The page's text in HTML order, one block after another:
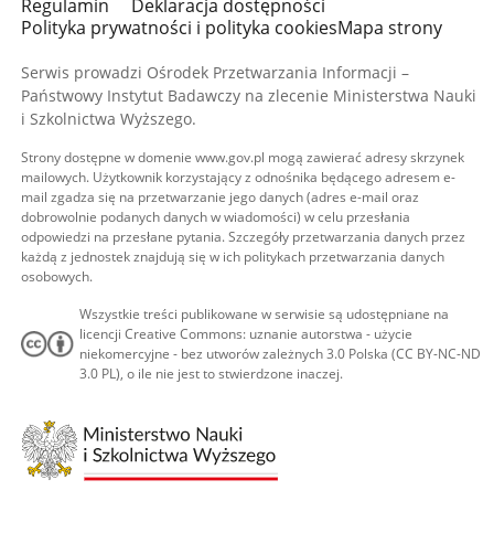
Regulamin
Deklaracja dostępności
Polityka prywatności i polityka cookiesMapa strony
Serwis prowadzi Ośrodek Przetwarzania Informacji –
Państwowy Instytut Badawczy na zlecenie Ministerstwa Nauki
i Szkolnictwa Wyższego.
Strony dostępne w domenie www.gov.pl mogą zawierać adresy skrzynek
mailowych. Użytkownik korzystający z odnośnika będącego adresem e-
mail zgadza się na przetwarzanie jego danych (adres e-mail oraz
dobrowolnie podanych danych w wiadomości) w celu przesłania
odpowiedzi na przesłane pytania. Szczegóły przetwarzania danych przez
każdą z jednostek znajdują się w ich politykach przetwarzania danych
osobowych.
Wszystkie treści publikowane w serwisie są udostępniane na
licencji Creative Commons: uznanie autorstwa - użycie
niekomercyjne - bez utworów zależnych 3.0 Polska (CC BY-NC-ND
3.0 PL), o ile nie jest to stwierdzone inaczej.